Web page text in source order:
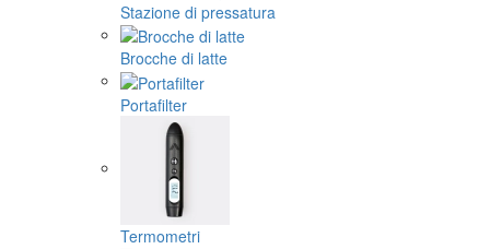
Stazione di pressatura
Brocche di latte
Portafilter
Termometri